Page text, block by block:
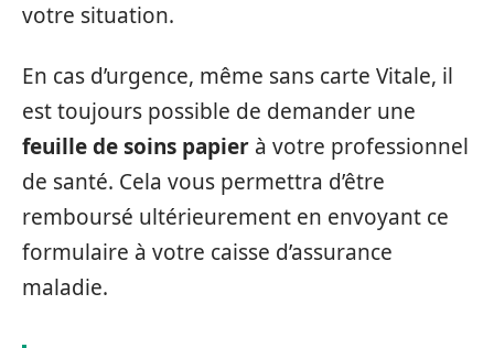
votre situation.
En cas d’urgence, même sans carte Vitale, il
est toujours possible de demander une
feuille de soins papier à votre professionnel
de santé. Cela vous permettra d’être
remboursé ultérieurement en envoyant ce
formulaire à votre caisse d’assurance
maladie.